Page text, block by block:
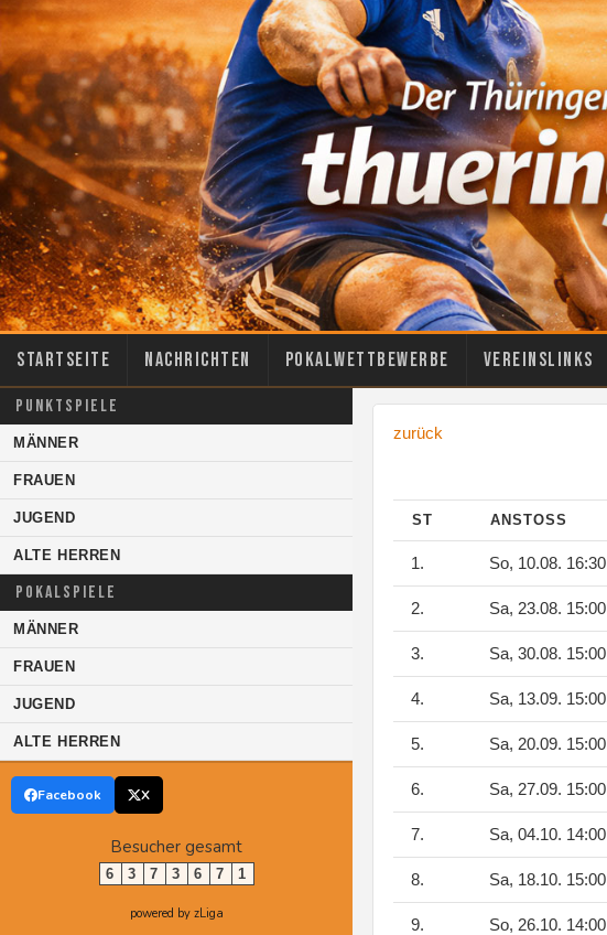
Startseite Nachrichten Pokalwettbewerbe Vereinslinks
PUNKTSPIELE
MÄNNER
FRAUEN
JUGEND
ALTE HERREN
POKALSPIELE
MÄNNER
FRAUEN
JUGEND
ALTE HERREN
Facebook X
Besucher gesamt
6 3 7 3 6 7 1
powered by zLiga
zurück
ST ANSTOSS
1. So, 10.08. 16:30
2. Sa, 23.08. 15:00
3. Sa, 30.08. 15:00
4. Sa, 13.09. 15:00
5. Sa, 20.09. 15:00
6. Sa, 27.09. 15:00
7. Sa, 04.10. 14:00
8. Sa, 18.10. 15:00
9. So, 26.10. 14:00